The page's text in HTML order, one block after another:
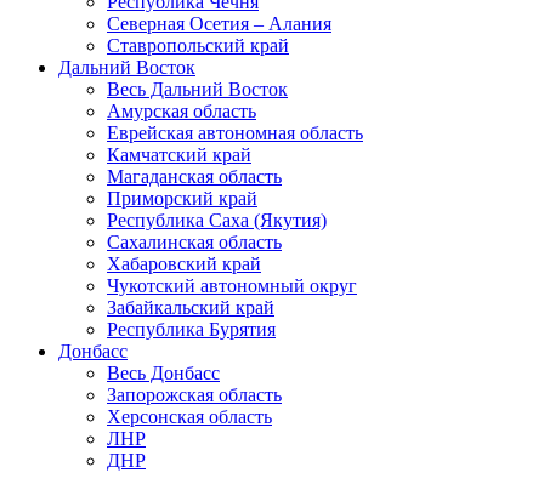
Северная Осетия – Алания
Ставропольский край
Дальний Восток
Весь Дальний Восток
Амурская область
Еврейская автономная область
Камчатский край
Магаданская область
Приморский край
Республика Саха (Якутия)
Сахалинская область
Хабаровский край
Чукотский автономный округ
Забайкальский край
Республика Бурятия
Донбасс
Весь Донбасс
Запорожская область
Херсонская область
ЛНР
ДНР